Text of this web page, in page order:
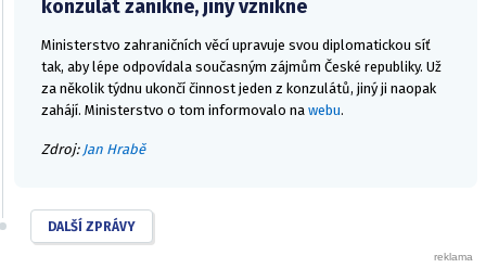
konzulát zanikne, jiný vznikne
Ministerstvo zahraničních věcí upravuje svou diplomatickou síť
tak, aby lépe odpovídala současným zájmům České republiky. Už
za několik týdnu ukončí činnost jeden z konzulátů, jiný ji naopak
zahájí. Ministerstvo o tom informovalo na webu.
Zdroj: Jan Hrabě
DALŠÍ ZPRÁVY